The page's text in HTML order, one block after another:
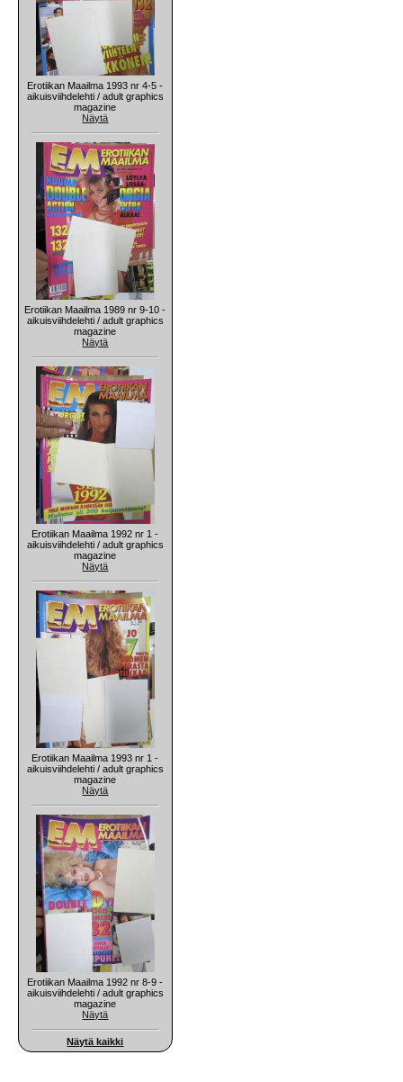
Erotiikan Maailma 1993 nr 4-5 -
aikuisviihdelehti / adult graphics
magazine
Näytä
Erotiikan Maailma 1989 nr 9-10 -
aikuisviihdelehti / adult graphics
magazine
Näytä
Erotiikan Maailma 1992 nr 1 -
aikuisviihdelehti / adult graphics
magazine
Näytä
Erotiikan Maailma 1993 nr 1 -
aikuisviihdelehti / adult graphics
magazine
Näytä
Erotiikan Maailma 1992 nr 8-9 -
aikuisviihdelehti / adult graphics
magazine
Näytä
Näytä kaikki